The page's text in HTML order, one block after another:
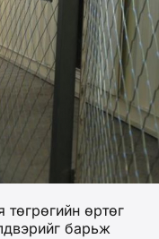
өртөг
барьж